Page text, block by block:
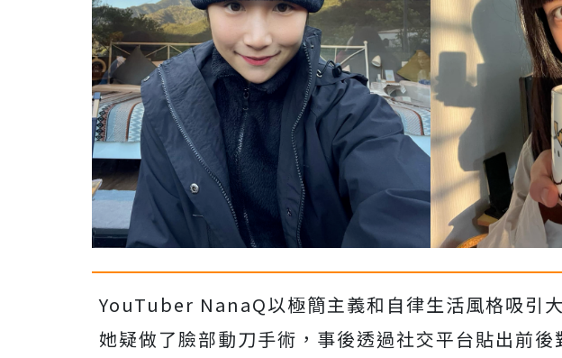
YouTuber NanaQ以極簡主義和自律生活風格吸引
她疑做了臉部動刀手術，事後透過社交平台貼出前後